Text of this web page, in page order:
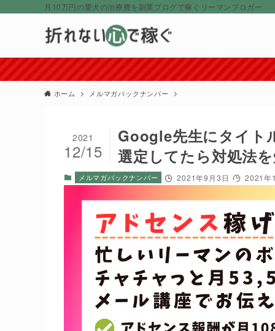
月10万円の愛犬の治療費を副業ブログで稼ぐリーマンブロガー
ホーム メルマガバックナンバー
Google先生にタイト
選定してたら対処法
2021
12/15
メルマガバックナンバー 2021年9月3日 2021年